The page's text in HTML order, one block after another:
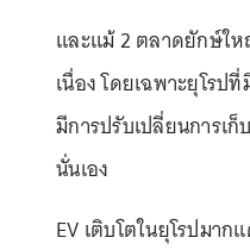
และแม้ 2 ตลาดยักษ์ใ
เนื่อง โดยเฉพาะยุโรป
มีการปรับเปลี่ยนการเ
นั่นเอง
EV เติบโตในยุโรปมาก